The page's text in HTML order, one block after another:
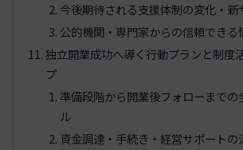
今後期待される支援体制の変化・新
公的機関・専門家からの信頼できる
独立開業成功へ導く行動プランと制度
プ
準備段階から開業後フォローまでの
ル
資金調達・手続き・経営サポートの